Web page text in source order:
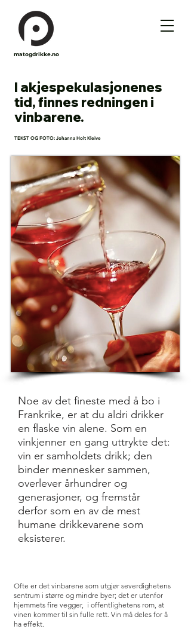
matogdrikke.no
I akjespekulasjonenes
tid, finnes redningen i
vinbarene.
TEKST OG FOTO: Johanna Holt Kleive
Noe av det fineste med å bo i
Frankrike, er at du aldri drikker
en flaske vin alene. Som en
vinkjenner en gang uttrykte det:
vin er samholdets drikk; den
binder mennesker sammen,
overlever århundrer og
generasjoner, og fremstår
derfor som en av de mest
humane drikkevarene som
eksisterer.
Ofte er det vinbarene som utgjør severdighetens
sentrum i større og mindre byer; det er utenfor
hjemmets fire vegger, i offentlighetens rom, at
vinen kommer til sin fulle rett. Vin må deles for å
ha effekt.